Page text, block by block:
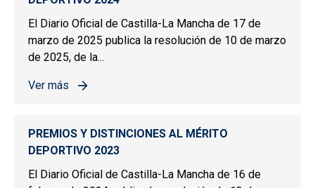
El Diario Oficial de Castilla-La Mancha de 17 de
marzo de 2025 publica la resolución de 10 de marzo
de 2025, de la...
Ver más
sobre PREMIOS Y DISTINCIONES AL MÉRITO
PREMIOS Y DISTINCIONES AL MÉRITO
DEPORTIVO 2023
El Diario Oficial de Castilla-La Mancha de 16 de